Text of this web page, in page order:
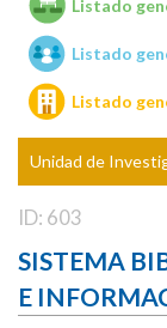
Listado
Listado
Listado
Unidad de
ID: 603
SISTEMA
E